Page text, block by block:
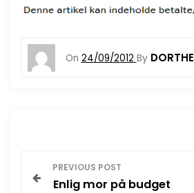
On 24/09/2012 By DORTHE
PREVIOUS POST
Enlig mor på budget